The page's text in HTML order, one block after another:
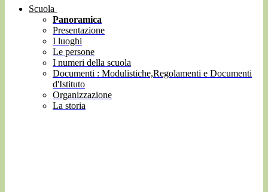
Scuola
Panoramica
Presentazione
I luoghi
Le persone
I numeri della scuola
Documenti : Modulistiche,Regolamenti e Documenti
d'Istituto
Organizzazione
La storia